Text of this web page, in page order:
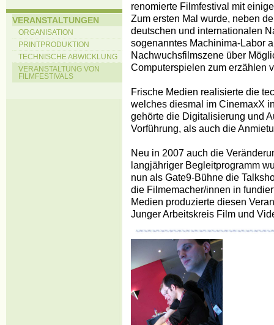
VERANSTALTUNGEN
ORGANISATION
PRINTPRODUKTION
TECHNISCHE ABWICKLUNG
VERANSTALTUNG VON
FILMFESTIVALS
renomierte Filmfestival mit
Zum ersten Mal wurde, neben
deutschen und internationalen
sogenanntes Machinima-Labor
Nachwuchsfilmszene über
Computerspielen zum erzählen
Frische Medien realisierte die
welches diesmal im CinemaxX
gehörte die Digitalisierung und
Vorführung, als auch die
Neu in 2007 auch die
langjähriger Begleitprogramm
nun als Gate9-Bühne die
die Filmemacher/innen in
Medien produzierte diesen
Junger Arbeitskreis Film und